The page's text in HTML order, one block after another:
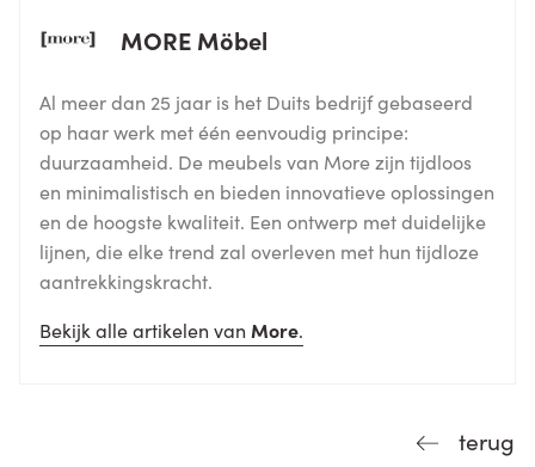
MORE Möbel
Al meer dan 25 jaar is het Duits bedrijf gebaseerd
op haar werk met één eenvoudig principe:
duurzaamheid. De meubels van More zijn tijdloos
en minimalistisch en bieden innovatieve oplossingen
en de hoogste kwaliteit. Een ontwerp met duidelijke
lijnen, die elke trend zal overleven met hun tijdloze
aantrekkingskracht.
Bekijk alle artikelen van More.
terug